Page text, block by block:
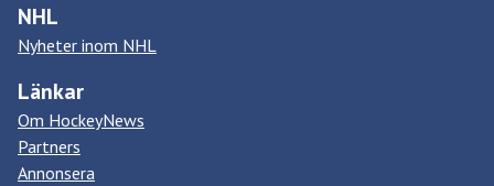
NHL
Nyheter inom NHL
Länkar
Om HockeyNews
Partners
Annonsera